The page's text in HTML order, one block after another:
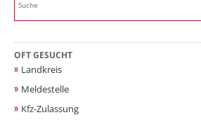
OFT GESUCHT
Landkreis
Meldestelle
Kfz-Zulassung